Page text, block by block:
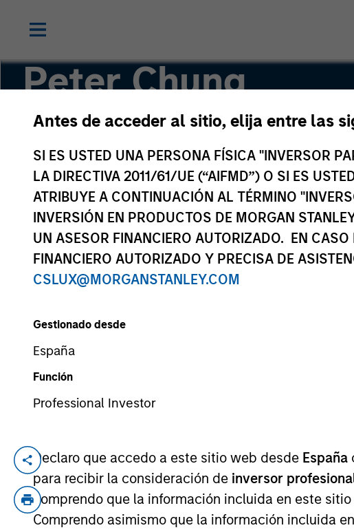
Antes de acceder al sitio, elija entre las
SI ES USTED UNA PERSONA FÍSICA "INVERSOR
LA DIRECTIVA 2011/61/UE (“AIFMD”) O SI ES
ATRIBUYE A CONTINUACIÓN AL TÉRMINO
INVERSIÓN EN PRODUCTOS DE MORGAN
UN ASESOR FINANCIERO AUTORIZADO. EN
FINANCIERO AUTORIZADO Y PRECISA DE
CSLUX@MORGANSTANLEY.COM
Gestionado desde
España
Función
Professional Investor
Declaro que accedo a este sitio web desde España
para recibir la consideración de inversor
comprendo que la información incluida en este
Comprendo asimismo que la información incluida
Peter Chung
Executive Director
YEARS OF INDUSTRY EXPERIENCE
13 Years
Peter Chung is an Executive Director at Morgan
focuses on originating and underwriting
relevant industry experience. Prior to joining
responsible for underwriting and executing